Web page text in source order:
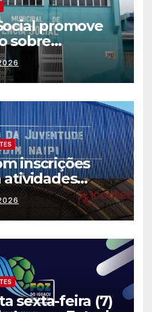
promove
sobre
a
emergência e
inscrições
atividades
sexta-feira (7)